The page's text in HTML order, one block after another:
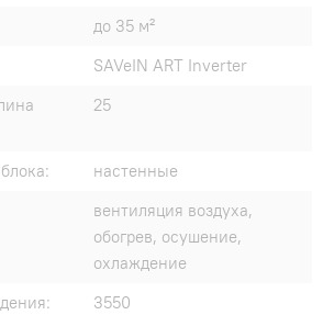
до 35 м²
SAVeIN ART Inverter
25
настенные
вентиляция воздуха,
обогрев, осушение,
охлаждение
3550